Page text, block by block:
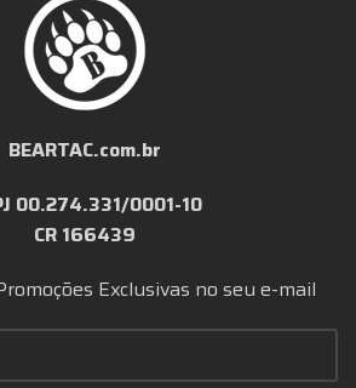
BEARTAC.com.br
00.274.331/0001-10
CR 166439
Exclusivas no seu e-mail